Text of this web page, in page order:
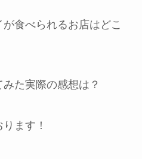
が食べられるお店はどこ
た実際の感想は？
ます！